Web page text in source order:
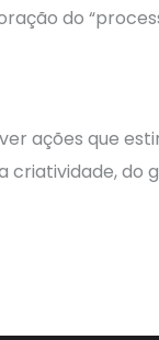
do
ações que
criatividade, do